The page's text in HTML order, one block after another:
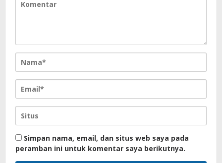
Simpan nama, email, dan situs web saya pada
peramban ini untuk komentar saya berikutnya.